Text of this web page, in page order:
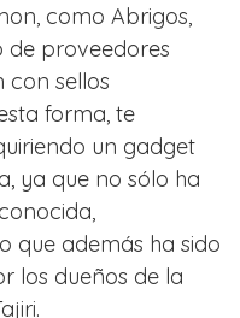
como Abrigos,
de proveedores
con sellos
forma, te
un gadget
ya que no sólo ha
que además ha sido
los dueños de la